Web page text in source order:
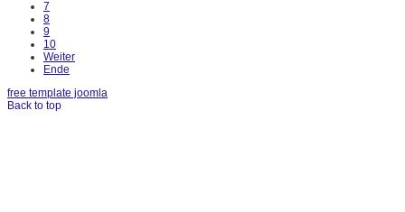
7
8
9
10
Weiter
Ende
free template joomla
Back to top